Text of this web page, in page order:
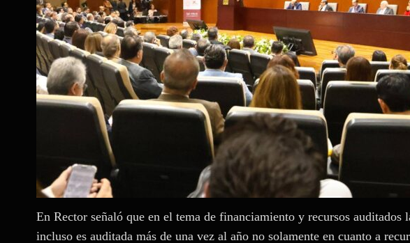
En Rector señaló que en el tema de financiamiento y recursos auditados
incluso es auditada más de una vez al año no solamente en cuanto a